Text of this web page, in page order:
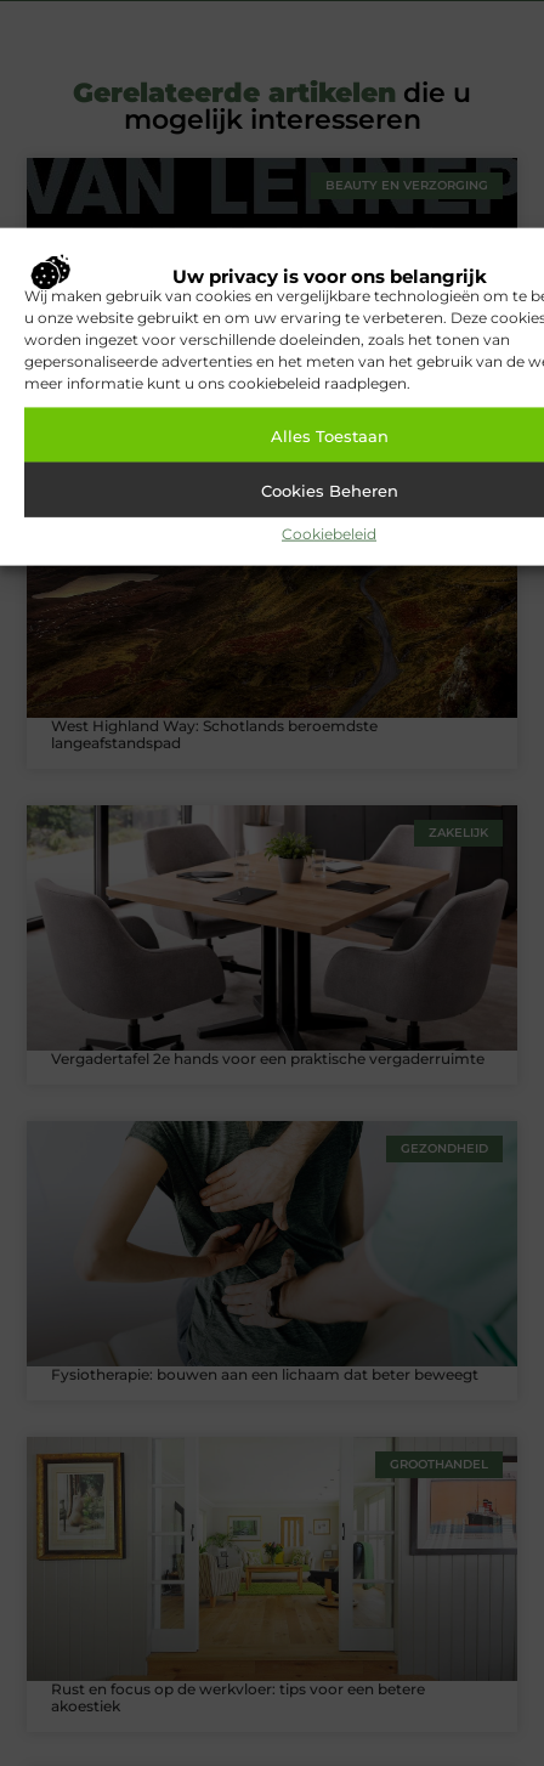
Uw privacy is voor ons belangrijk
Wij maken gebruik van cookies en vergelijkbare technologieën om te
u onze website gebruikt en om uw ervaring te verbeteren. Deze
worden ingezet voor verschillende doeleinden, zoals het tonen van
gepersonaliseerde advertenties en het meten van het gebruik van de
meer informatie kunt u ons cookiebeleid raadplegen.
Alles Toestaan
Cookies Beheren
Cookiebeleid
Gerelateerde artikelen die u
mogelijk interesseren
BEAUTY EN VERZORGING
Van Lennep Kliniek: Expertise en esthetiek in perfecte balans
West Highland Way: Schotlands beroemdste
langeafstandspad
ZAKELIJK
Vergadertafel 2e hands voor een praktische vergaderruimte
GEZONDHEID
Fysiotherapie: bouwen aan een lichaam dat beter beweegt
GROOTHANDEL
Rust en focus op de werkvloer: tips voor een betere
akoestiek